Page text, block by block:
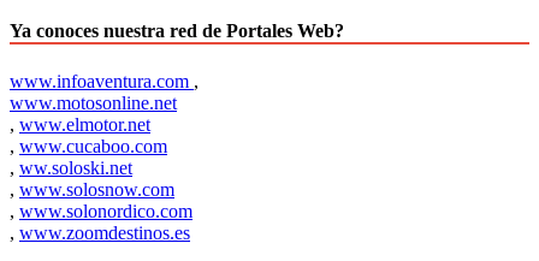
Ya conoces nuestra red de Portales Web?
www.infoaventura.com ,
www.motosonline.net
, www.elmotor.net
, www.cucaboo.com
, ww.soloski.net
, www.solosnow.com
, www.solonordico.com
, www.zoomdestinos.es